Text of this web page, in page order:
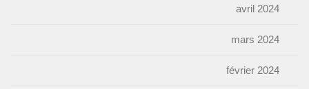
avril 2024
mars 2024
février 2024